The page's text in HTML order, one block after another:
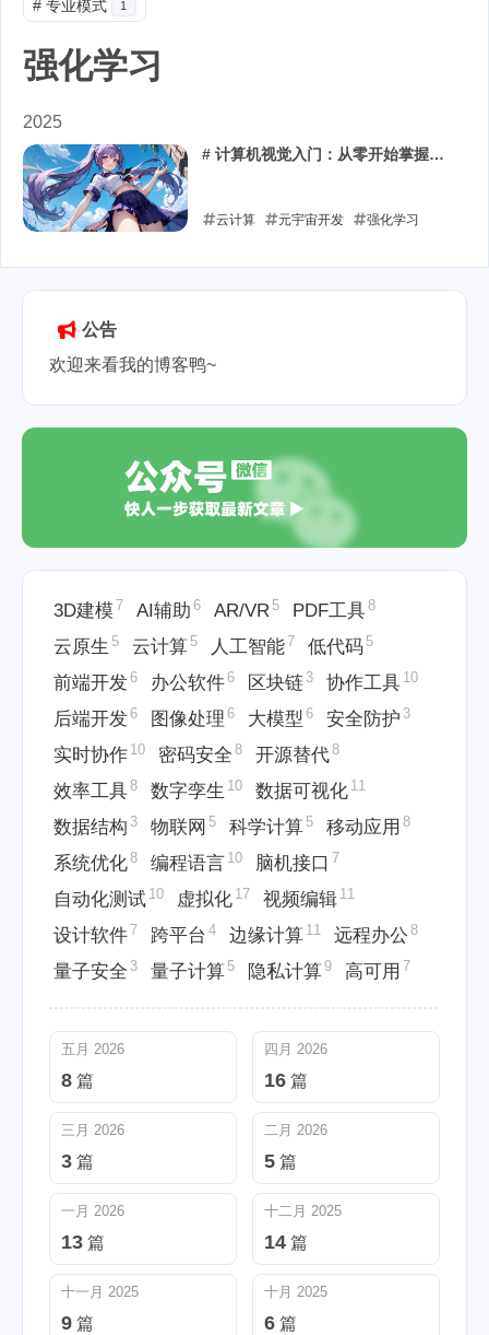
# 专业模式 1
强化学习
2025
# 计算机视觉入门：从零开始掌握图
云计算 元宇宙开发 强化学习
公告
欢迎来看我的博客鸭~
3D建模 7 AI辅助 6 AR/VR 5 PDF工具8
云原生 5 云计算 5 人工智能7 低代码 5
前端开发6 办公软件6 区块链 3 协作工具 10
后端开发6 图像处理 6 大模型 6 安全防护 3
实时协作 10 密码安全 8 开源替代8
效率工具8 数字孪生 10 数据可视化 11
数据结构 3 物联网 5 科学计算 5 移动应用 8
系统优化8 编程语言 10 脑机接口 7
自动化测试 10 虚拟化 17 视频编辑 11
设计软件7 跨平台 4 边缘计算 11 远程办公 8
量子安全 3 量子计算 5 隐私计算9 高可用 7
五月 2026
8 篇
四月 2026
16 篇
三月 2026
3 篇
二月 2026
5 篇
一月 2026
13 篇
十二月 2025
14 篇
十一月 2025
9 篇
十月 2025
6 篇